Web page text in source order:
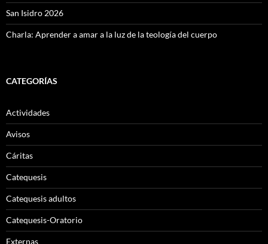
San Isidro 2026
Charla: Aprender a amar a la luz de la teología del cuerpo
CATEGORÍAS
Actividades
Avisos
Cáritas
Catequesis
Catequesis adultos
Catequesis-Oratorio
Externas